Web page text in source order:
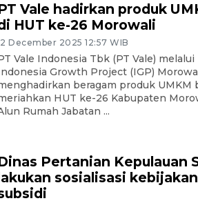
Vale hadirkan produk
HUT ke-26 Morowali
December 2025 12:57 WIB
Vale Indonesia Tbk (PT Vale)
Growth Project (IGP)
beragam produk UMKM
HUT ke-26 Kabupaten
Rumah Jabatan ...
Pertanian Kepulauan
sosialisasi